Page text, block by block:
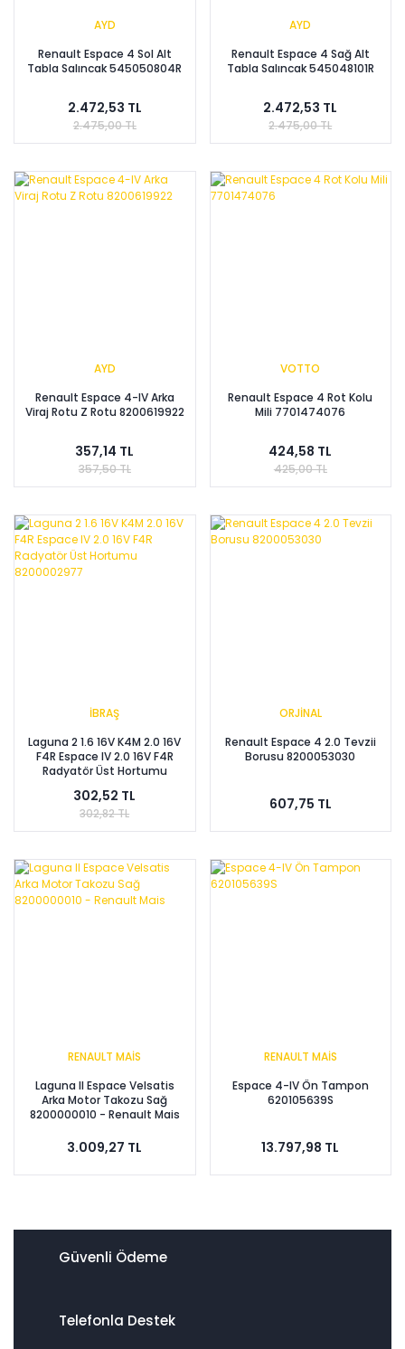
AYD
Renault Espace 4 Sol Alt
Tabla Salıncak 545050804R
2.472,53 TL
2.475,00 TL
AYD
Renault Espace 4 Sağ Alt
Tabla Salıncak 545048101R
2.472,53 TL
2.475,00 TL
AYD
Renault Espace 4-IV Arka
Viraj Rotu Z Rotu 8200619922
357,14 TL
357,50 TL
VOTTO
Renault Espace 4 Rot Kolu
Mili 7701474076
424,58 TL
425,00 TL
İBRAŞ
Laguna 2 1.6 16V K4M 2.0 16V
F4R Espace IV 2.0 16V F4R
Radyatör Üst Hortumu
302,52 TL
302,82 TL
ORJİNAL
Renault Espace 4 2.0 Tevzii
Borusu 8200053030
607,75 TL
RENAULT MAİS
Laguna II Espace Velsatis
Arka Motor Takozu Sağ
8200000010 - Renault Mais
3.009,27 TL
RENAULT MAİS
Espace 4-IV Ön Tampon
620105639S
13.797,98 TL
Güvenli Ödeme
Telefonla Destek